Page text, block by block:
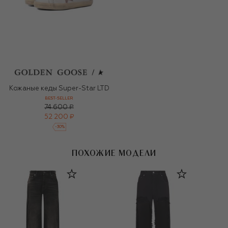
Кожаные кеды Super-Star LTD
BEST-SELLER
74 600 ₽
52 200 ₽
-30%
ПОХОЖИЕ МОДЕЛИ